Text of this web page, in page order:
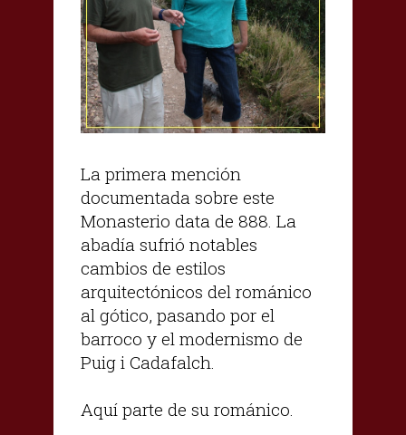
La primera mención
documentada sobre este
Monasterio data de 888. La
abadía sufrió notables
cambios de estilos
arquitectónicos del románico
al gótico, pasando por el
barroco y el modernismo de
Puig i Cadafalch.
Aquí parte de su románico.